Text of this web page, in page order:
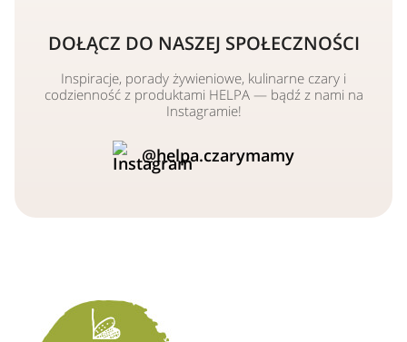
DOŁĄCZ DO NASZEJ SPOŁECZNOŚCI
Inspiracje, porady żywieniowe, kulinarne czary i
codzienność z produktami HELPA — bądź z nami na
Instagramie!
@helpa.czarymamy